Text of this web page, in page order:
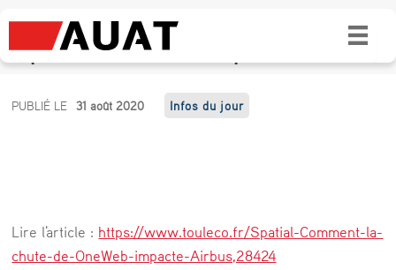
Spatial. Comment la chute de OneWeb
impacte Airbus et Arianespace
S
i
a
PUBLIÉ LE 31 août 2020 Infos du jour
Lire l'article : https://www.touleco.fr/Spatial-Comment-la-
chute-de-OneWeb-impacte-Airbus,28424